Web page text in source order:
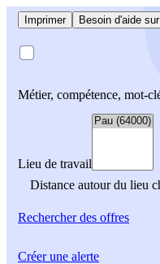
Imprimer Besoin d'aide
Métier, compétence, mot-
Lieu de travail
Distance autour du lieu
Rechercherdes offres
Créer une alerte